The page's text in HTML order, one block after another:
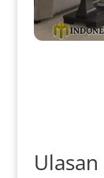
Ulasan